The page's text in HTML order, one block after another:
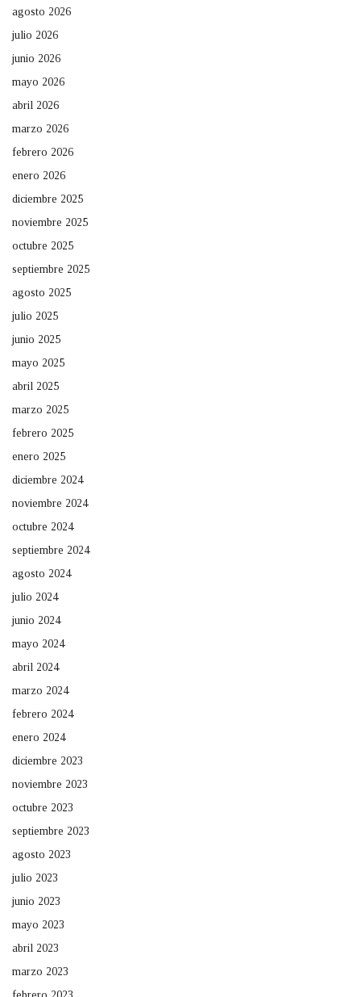
agosto 2026
julio 2026
junio 2026
mayo 2026
abril 2026
marzo 2026
febrero 2026
enero 2026
diciembre 2025
noviembre 2025
octubre 2025
septiembre 2025
agosto 2025
julio 2025
junio 2025
mayo 2025
abril 2025
marzo 2025
febrero 2025
enero 2025
diciembre 2024
noviembre 2024
octubre 2024
septiembre 2024
agosto 2024
julio 2024
junio 2024
mayo 2024
abril 2024
marzo 2024
febrero 2024
enero 2024
diciembre 2023
noviembre 2023
octubre 2023
septiembre 2023
agosto 2023
julio 2023
junio 2023
mayo 2023
abril 2023
marzo 2023